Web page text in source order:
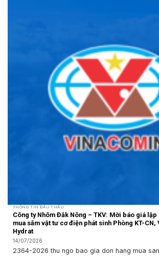
THÔNG TIN ĐẤU THẦU
Công ty Nhôm Đắk Nông – TKV: Mời báo giá lập
mua sắm vật tư cơ điện phát sinh Phòng KT-CN,
Hydrat
14/07/2026
2364-2026 thu ngo bao gia don hang mua